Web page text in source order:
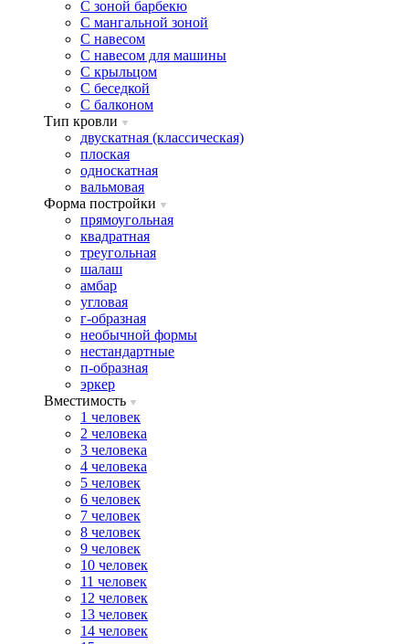
C зоной барбекю
C мангальной зоной
C навесом
C навесом для машины
C крыльцом
C беседкой
C балконом
Тип кровли
двускатная (классическая)
плоская
односкатная
вальмовая
Форма постройки
прямоугольная
квадратная
треугольная
шалаш
амбар
угловая
г-образная
необычной формы
нестандартные
п-образная
эркер
Вместимость
1 человек
2 человека
3 человека
4 человека
5 человек
6 человек
7 человек
8 человек
9 человек
10 человек
11 человек
12 человек
13 человек
14 человек